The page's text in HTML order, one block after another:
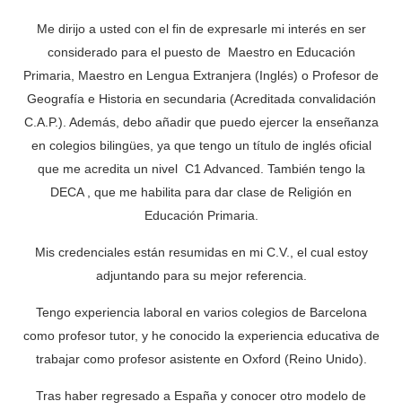
Me dirijo a usted con el fin de expresarle mi interés en ser
considerado para el puesto de Maestro en Educación
Primaria, Maestro en Lengua Extranjera (Inglés) o Profesor de
Geografía e Historia en secundaria (Acreditada convalidación
C.A.P.). Además, debo añadir que puedo ejercer la enseñanza
en colegios bilingües, ya que tengo un título de inglés oficial
que me acredita un nivel C1 Advanced. También tengo la
DECA , que me habilita para dar clase de Religión en
Educación Primaria.
Mis credenciales están resumidas en mi C.V., el cual estoy
adjuntando para su mejor referencia.
Tengo experiencia laboral en varios colegios de Barcelona
como profesor tutor, y he conocido la experiencia educativa de
trabajar como profesor asistente en Oxford (Reino Unido).
Tras haber regresado a España y conocer otro modelo de